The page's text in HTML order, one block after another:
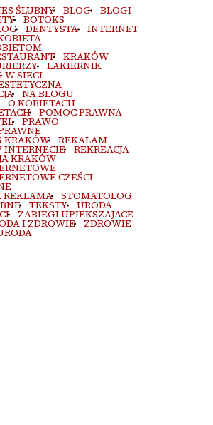
ŚLUBNY BLOG BLOGI
BOTOKS
DENTYSTA INTERNET
KRAKÓW
LAKIERNIK
W SIECI
NA BLOGU
O KOBIETACH
POMOC PRAWNA
PRAWO
KRAKÓW REKALAM
INTERNECIE REKREACJA
KRAKÓW
CZEŚCI
REKLAMA STOMATOLOG
TEKSTY URODA
ZABIEGI UPIEKSZAJACE
I ZDROWIE ZDROWIE